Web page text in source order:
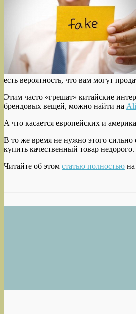
есть вероятность, что вам могут
Этим часто «грешат» китайские
брендовых вещей, можно найти на
А что касается европейских и
В то же время не нужно этого сильно
купить качественный товар недорого.
Читайте об этом статью полностью